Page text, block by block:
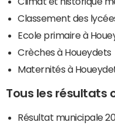
Classement des
Ecole primaire à
Crèches à Houeydets
Maternités à
Tous les résultats
Résultat municipale